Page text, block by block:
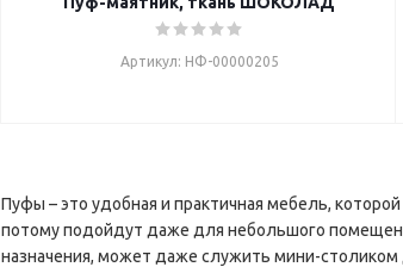
Артикул: НФ-00000205
Пуфы – это удобная и практичная мебель,
потому подойдут даже для небольшого
назначения, может даже служить мини-столиком